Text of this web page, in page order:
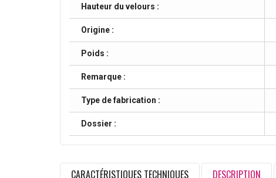
Hauteur du velours :
Origine :
Poids :
Remarque :
Type de fabrication :
Dossier :
CARACTÉRISTIQUES TECHNIQUES DESCRIPTION